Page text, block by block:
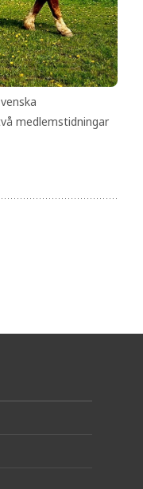
medlemstidningar